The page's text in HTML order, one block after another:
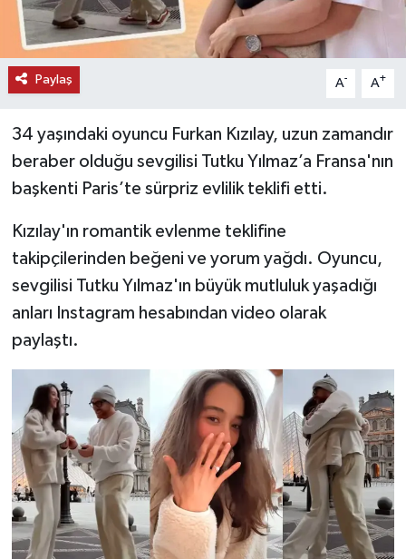
Paylaş A- A+
34 yaşındaki oyuncu Furkan Kızılay, uzun zamandır
beraber olduğu sevgilisi Tutku Yılmaz’a Fransa'nın
başkenti Paris’te sürpriz evlilik teklifi etti.
Kızılay'ın romantik evlenme teklifine
takipçilerinden beğeni ve yorum yağdı. Oyuncu,
sevgilisi Tutku Yılmaz'ın büyük mutluluk yaşadığı
anları Instagram hesabından video olarak
paylaştı.
SPOR
TEKNOLOJİ
YAŞAM